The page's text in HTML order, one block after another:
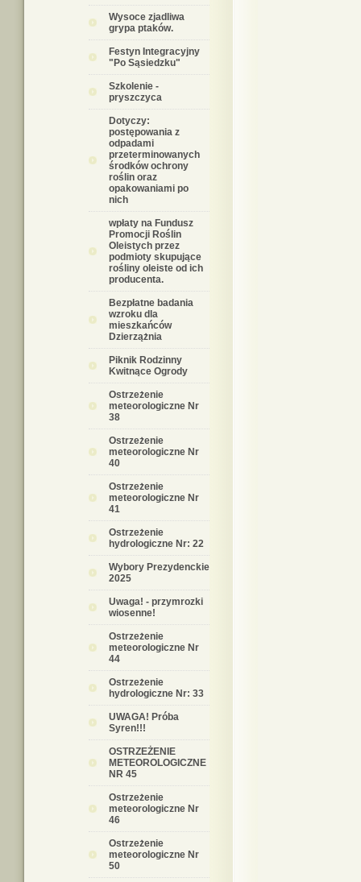
Wysoce zjadliwa
grypa ptaków.
Festyn Integracyjny
"Po Sąsiedzku"
Szkolenie -
pryszczyca
Dotyczy:
postępowania z
odpadami
przeterminowanych
środków ochrony
roślin oraz
opakowaniami po
nich
wpłaty na Fundusz
Promocji Roślin
Oleistych przez
podmioty skupujące
rośliny oleiste od ich
producenta.
Bezpłatne badania
wzroku dla
mieszkańców
Dzierzążnia
Piknik Rodzinny
Kwitnące Ogrody
Ostrzeżenie
meteorologiczne Nr
38
Ostrzeżenie
meteorologiczne Nr
40
Ostrzeżenie
meteorologiczne Nr
41
Ostrzeżenie
hydrologiczne Nr: 22
Wybory Prezydenckie
2025
Uwaga! - przymrozki
wiosenne!
Ostrzeżenie
meteorologiczne Nr
44
Ostrzeżenie
hydrologiczne Nr: 33
UWAGA! Próba
Syren!!!
OSTRZEŻENIE
METEOROLOGICZNE
NR 45
Ostrzeżenie
meteorologiczne Nr
46
Ostrzeżenie
meteorologiczne Nr
50